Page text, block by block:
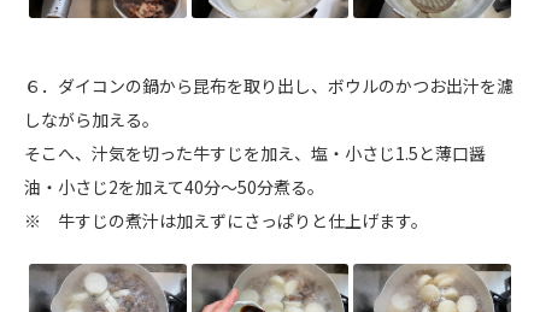
６．ダイコンの鍋から昆布を取り出し、ボウルのかつお出汁を濾
しながら加える。
そこへ、汁気を切った牛すじを加え、塩・小さじ1.5と薄口醤
油・小さじ2を加えて40分～50分煮る。
※ 牛すじの煮汁は加えずにさっぱりと仕上げます。